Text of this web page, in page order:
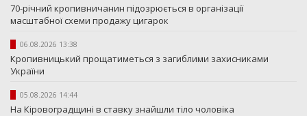
70-річний кропивничанин підозрюється в організації
масштабної схеми продажу цигарок
06.08.2026 13:38
Кропивницький прощатиметься з загиблими захисниками
України
05.08.2026 14:44
На Кіровоградщині в ставку знайшли тіло чоловіка